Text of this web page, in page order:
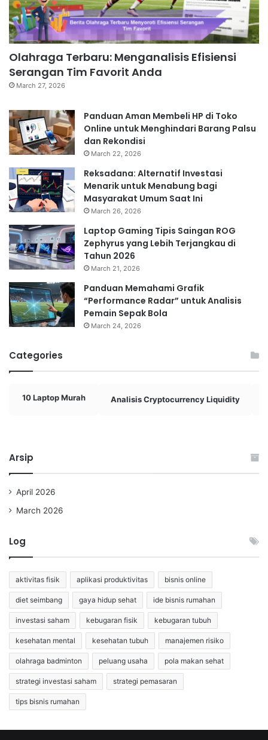
Olahraga Terbaru: Menganalisis Efisiensi
Serangan Tim Favorit Anda
March 27, 2026
Panduan Aman Membeli HP di Toko
Online untuk Menghindari Barang Palsu
dan Rekondisi
March 22, 2026
Reksadana: Alternatif Investasi
Menarik untuk Menabung bagi
Masyarakat Umum Saat Ini
March 26, 2026
Laptop Gaming Tipis Saingan ROG
Zephyrus yang Lebih Terjangkau di
Tahun 2026
March 21, 2026
Panduan Memahami Grafik
“Performance Radar” untuk Analisis
Pemain Sepak Bola
March 24, 2026
Categories
10 Laptop Murah Analisis Cryptocurrency Liquidity
Arsip
April 2026
March 2026
Log
aktivitas fisik aplikasi produktivitas bisnis online
diet seimbang gaya hidup sehat ide bisnis rumahan
investasi saham kebugaran fisik kebugaran tubuh
kesehatan mental kesehatan tubuh manajemen risiko
olahraga badminton peluang usaha pola makan sehat
strategi investasi saham strategi pemasaran
tips bisnis rumahan